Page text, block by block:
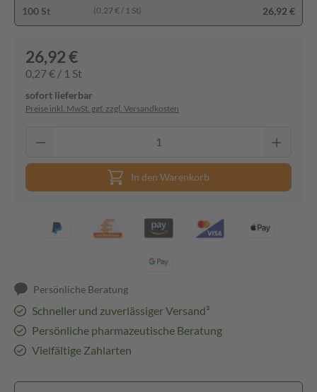
100 St (0,27 € / 1 St) 26,92 €
26,92 €
0,27 € / 1 St
sofort lieferbar
Preise inkl. MwSt. ggf. zzgl. Versandkosten
In den Warenkorb
Persönliche Beratung
Schneller und zuverlässiger Versand³
Persönliche pharmazeutische Beratung
Vielfältige Zahlarten